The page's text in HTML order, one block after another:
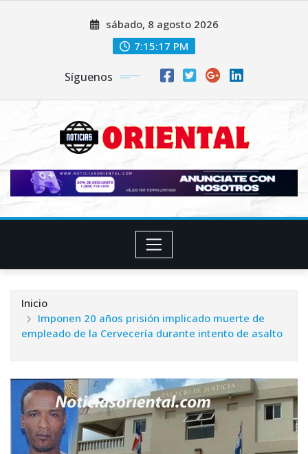
sábado, 8 agosto 2026
7:15:18 PM
Síguenos
Inicio
Imponen 20 años prisión implicado muerte de
empleado de la Cervecería durante intento de asalto